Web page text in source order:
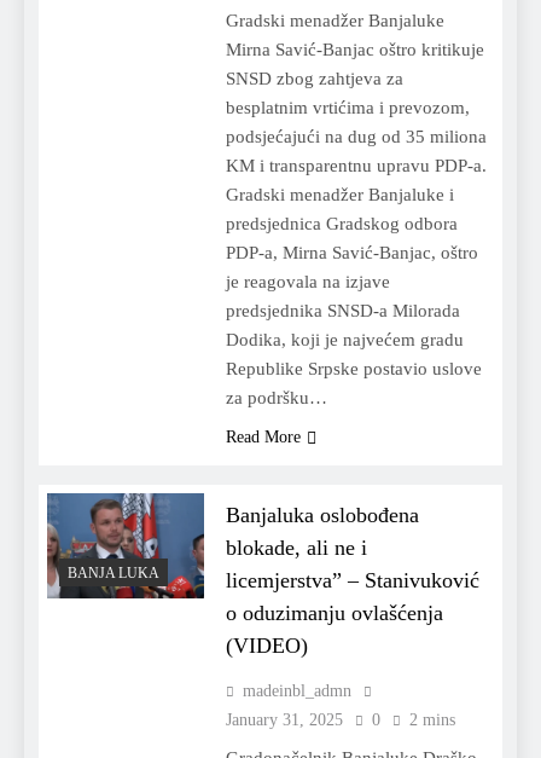
Gradski menadžer Banjaluke
Mirna Savić-Banjac oštro kritikuje
SNSD zbog zahtjeva za
besplatnim vrtićima i prevozom,
podsjećajući na dug od 35 miliona
KM i transparentnu upravu PDP-a.
Gradski menadžer Banjaluke i
predsjednica Gradskog odbora
PDP-a, Mirna Savić-Banjac, oštro
je reagovala na izjave
predsjednika SNSD-a Milorada
Dodika, koji je najvećem gradu
Republike Srpske postavio uslove
za podršku…
Read More
BANJA LUKA
Banjaluka oslobođena
blokade, ali ne i
licemjerstva” – Stanivuković
o oduzimanju ovlašćenja
(VIDEO)
madeinbl_admn
January 31, 2025
0 2 mins